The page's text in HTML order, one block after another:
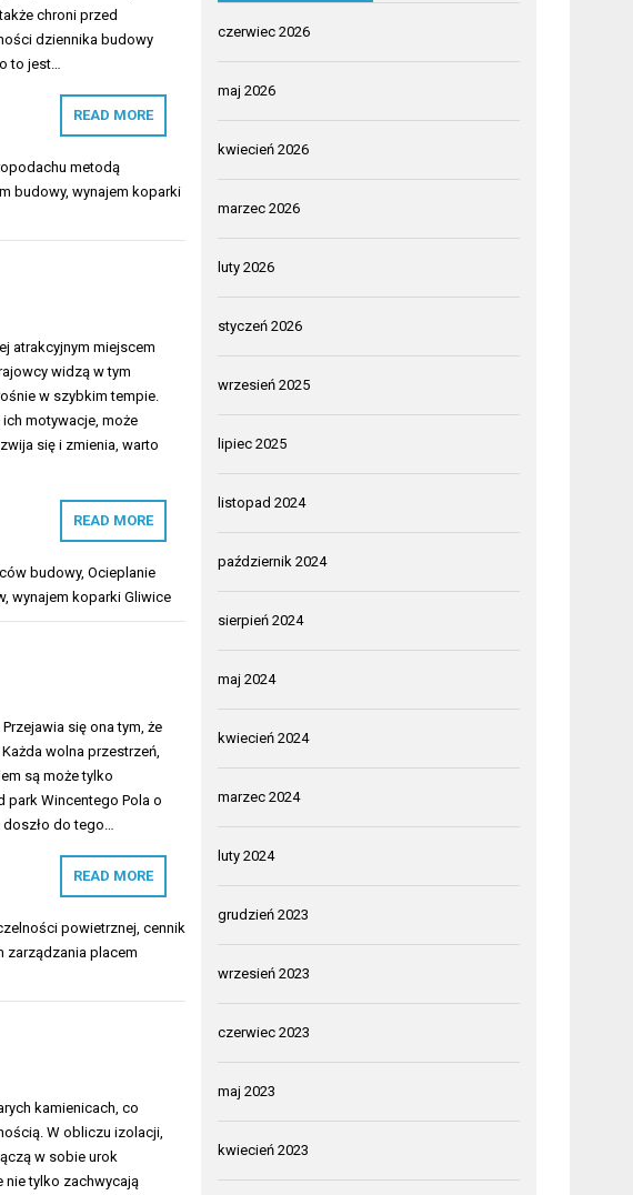
chroni przed
dziennika budowy
to jest…
READ MORE
metodą
budowy, wynajem koparki
atrakcyjnym miejscem
widzą w tym
w szybkim tempie.
motywacje, może
się i zmienia, warto
READ MORE
budowy, Ocieplanie
, wynajem koparki Gliwice
się ona tym, że
wolna przestrzeń,
są może tylko
park Wincentego Pola o
doszło do tego…
READ MORE
powietrznej, cennik
zarządzania placem
kamienicach, co
W obliczu izolacji,
w sobie urok
nie tylko zachwycają
czerwiec 2026
maj 2026
kwiecień 2026
marzec 2026
luty 2026
styczeń 2026
wrzesień 2025
lipiec 2025
listopad 2024
październik 2024
sierpień 2024
maj 2024
kwiecień 2024
marzec 2024
luty 2024
grudzień 2023
wrzesień 2023
czerwiec 2023
maj 2023
kwiecień 2023